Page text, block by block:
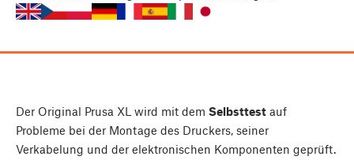
Der Original Prusa XL wird mit dem Selbsttest auf
Probleme bei der Montage des Druckers, seiner
Verkabelung und der elektronischen Komponenten geprüft.